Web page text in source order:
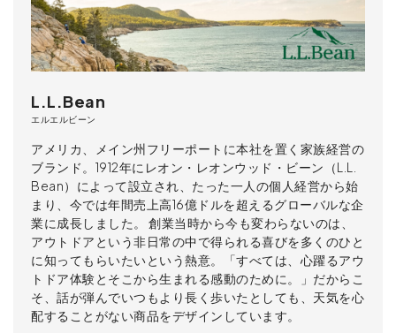
L.L.Bean
エルエルビーン
アメリカ、メイン州フリーポートに本社を置く家族経営の
ブランド。1912年にレオン・レオンウッド・ビーン（L.L.
Bean）によって設立され、たった一人の個人経営から始
まり、今では年間売上高16億ドルを超えるグローバルな企
業に成長しました。 創業当時から今も変わらないのは、
アウトドアという非日常の中で得られる喜びを多くのひと
に知ってもらいたいという熱意。「すべては、心躍るアウ
トドア体験とそこから生まれる感動のために。」だからこ
そ、話が弾んでいつもより長く歩いたとしても、天気を心
配することがない商品をデザインしています。